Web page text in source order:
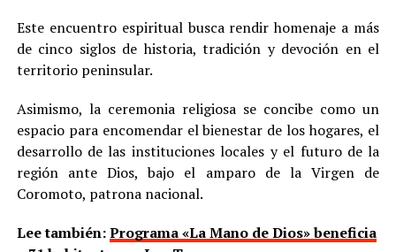
Este encuentro espiritual busca rendir homenaje a más
de cinco siglos de historia, tradición y devoción en el
territorio peninsular.
Asimismo, la ceremonia religiosa se concibe como un
espacio para encomendar el bienestar de los hogares, el
desarrollo de las instituciones locales y el futuro de la
región ante Dios, bajo el amparo de la Virgen de
Coromoto, patrona nacional.
Lee también:Programa «La Mano de Dios» beneficia